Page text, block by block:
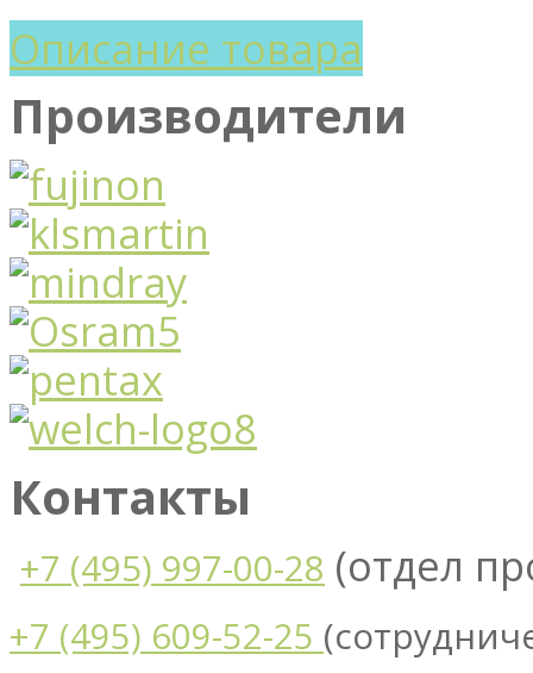
Описание товара
Производители
Контакты
+7 (495) 997-00-28 (отдел
+7 (495) 609-52-25